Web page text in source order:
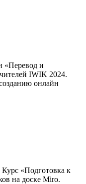
«Перевод и
IWIK 2024.
онлайн
«Подготовка к
на доске Miro.